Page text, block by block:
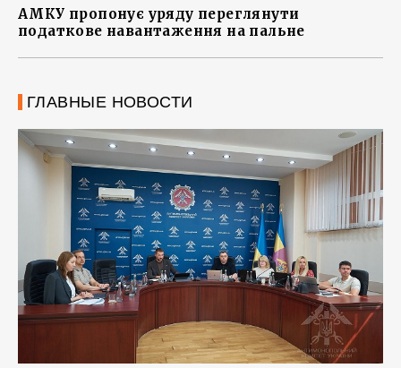
АМКУ пропонує уряду переглянути
податкове навантаження на пальне
ГЛАВНЫЕ НОВОСТИ